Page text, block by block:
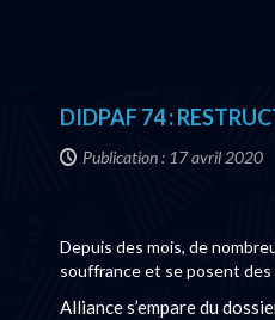
DIDPAF 74 :
Publication : 17 avril 2020
Depuis des mois, de
souffrance et se posent
Alliance s’empare du